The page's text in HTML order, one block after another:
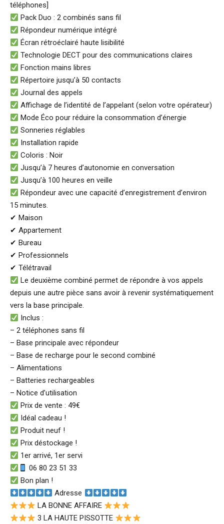
téléphones]
Pack Duo : 2 combinés sans fil
Répondeur numérique intégré
Écran rétroéclairé haute lisibilité
Technologie DECT pour des communications claires
Fonction mains libres
Répertoire jusqu’à 50 contacts
Journal des appels
Affichage de l’identité de l’appelant (selon votre opérateur)
Mode Éco pour réduire la consommation d’énergie
Sonneries réglables
Installation rapide
Coloris : Noir
Jusqu’à 7 heures d’autonomie en conversation
Jusqu’à 100 heures en veille
Répondeur avec une capacité d’enregistrement d’environ
15 minutes.
✔ Maison
✔ Appartement
✔ Bureau
✔ Professionnels
✔ Télétravail
Le deuxième combiné permet de répondre à vos appels
depuis une autre pièce sans avoir à revenir systématiquement
vers la base principale.
Inclus :
– 2 téléphones sans fil
– Base principale avec répondeur
– Base de recharge pour le second combiné
– Alimentations
– Batteries rechargeables
– Notice d’utilisation
Prix de vente : 49€
Idéal cadeau !
Produit neuf !
Prix déstockage !
1er arrivé, 1er servi
06 80 23 51 33
Bon plan !
Adresse
LA BONNE AFFAIRE
3 LA HAUTE PISSOTTE